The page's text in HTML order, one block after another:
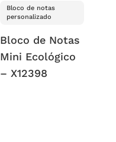
Bloco de notas
personalizado
Bloco de Notas
Mini Ecológico
– X12398